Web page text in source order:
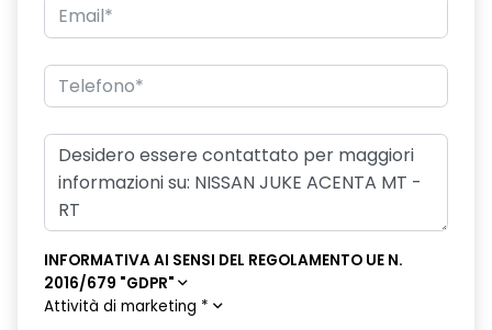
INFORMATIVA AI SENSI DEL REGOLAMENTO UE N.
2016/679 "GDPR"
Attività di marketing *